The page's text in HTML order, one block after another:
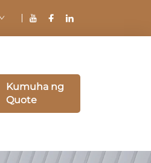
Kumuha ng
Quote